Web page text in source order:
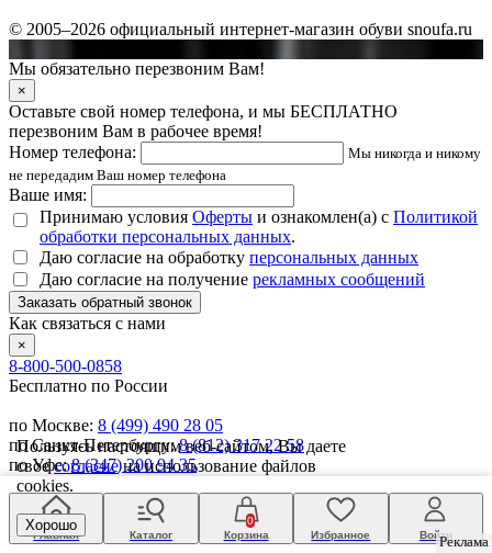
Реклама
Реклама
Главная Каталог
0
Корзина
Избранное Войти
© 2005–2026 официальный интернет-магазин обуви snoufa.ru
Пользуясь настоящим веб-сайтом, Вы даете
своесогласиена использование файлов
cookies.
Хорошо
Мы обязательно перезвоним Вам!
×
Оставьте свой номер телефона, и мы БЕСПЛАТНО
перезвоним Вам в рабочее время!
Номер телефона:
Мы никогда и никому
не передадим Ваш номер телефона
Ваше имя:
Принимаю условия Оферты и ознакомлен(а) с Политикой
обработки персональных данных.
Даю согласие на обработку персональных данных
Даю согласие на получение рекламных сообщений
Заказать обратный звонок
Как связаться с нами
×
8-800-500-0858
Бесплатно по России
по Москве: 8 (499) 490 28 05
по Санкт-Петербургу:8 (812) 317 22 58
по Уфе:8 (347) 200 94 35
по Краснодару:
Время работы операторов: пн-пт 8:00-17:00 (мск)
Заказать обратный звонок